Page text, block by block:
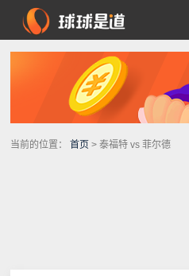
当前的位置： 首页 > 泰福特 vs 菲尔德